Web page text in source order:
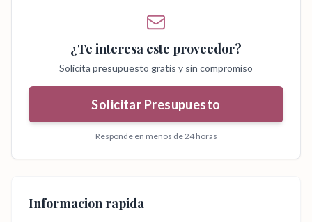
¿Te interesa este proveedor?
Solicita presupuesto gratis y sin compromiso
Solicitar Presupuesto
Responde en menos de 24 horas
Informacion rapida